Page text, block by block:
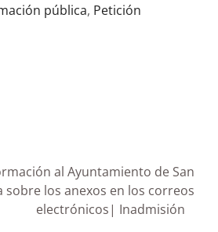
pública, Petición
al Ayuntamiento de San
sobre los anexos en los correos
electrónicos| Inadmisión